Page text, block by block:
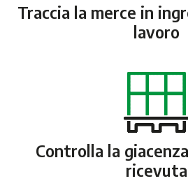
Traccia la merce in
lavoro
Controlla la
ricevuta